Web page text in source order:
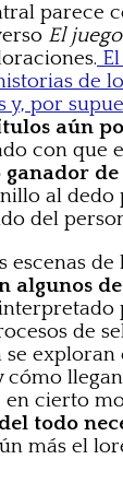
parece
El
de
y, por
aún
con que
de
al dedo
del
escenas de
algunos
de
se
cómo
en cierto
todo
más el